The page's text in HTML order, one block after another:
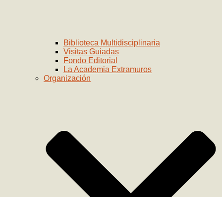
Biblioteca Multidisciplinaria
Visitas Guiadas
Fondo Editorial
La Academia Extramuros
Organización